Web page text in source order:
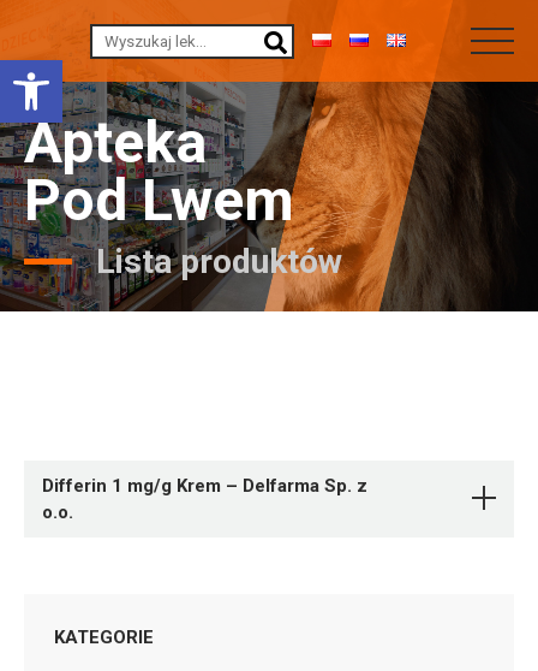
Otwórz pasek narzędzi
Apteka
Pod Lwem
Lista produktów
Differin 1 mg/g Krem – Delfarma Sp. z
o.o.
KATEGORIE